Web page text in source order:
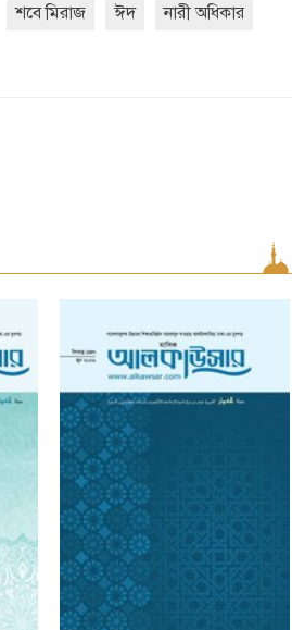
শবে মিরাজ ঈদ নারী অধিকার